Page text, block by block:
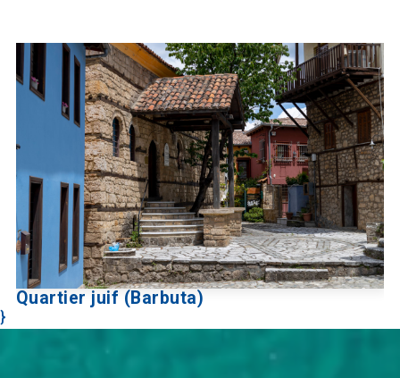
Quartier juif (Barbuta)
}